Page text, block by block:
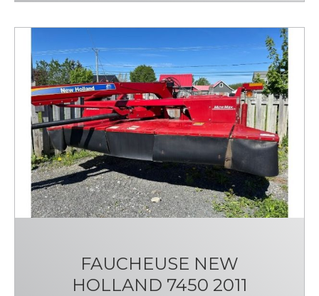
FAUCHEUSE NEW
HOLLAND 7450 2011